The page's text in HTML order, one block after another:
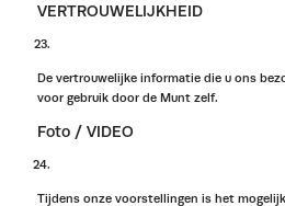
VERTROUWELIJKHEID
De vertrouwelijke informatie die u ons
voor gebruik door de Munt zelf.
Foto / VIDEO
Tijdens onze voorstellingen is het